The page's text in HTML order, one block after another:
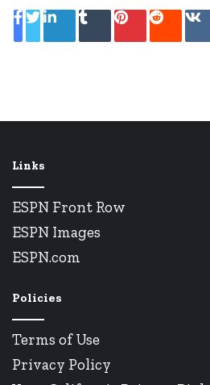
Linkedin
TumblrPinterestReddit
Links
ESPN Front Row
ESPN Images
ESPN.com
Policies
Terms of Use
Privacy Policy